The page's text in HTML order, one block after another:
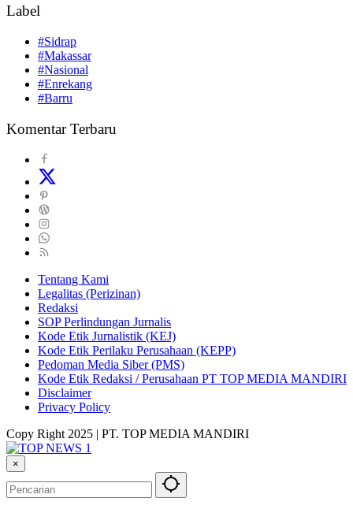
Label
#Sidrap
#Makassar
#Nasional
#Enrekang
#Barru
Komentar Terbaru
Tentang Kami
Legalitas (Perizinan)
Redaksi
SOP Perlindungan Jurnalis
Kode Etik Jurnalistik (KEJ)
Kode Etik Perilaku Perusahaan (KEPP)
Pedoman Media Siber (PMS)
Kode Etik Redaksi / Perusahaan PT TOP MEDIA MANDIRI
Disclaimer
Privacy Policy
Copy Right 2025 | PT. TOP MEDIA MANDIRI
×